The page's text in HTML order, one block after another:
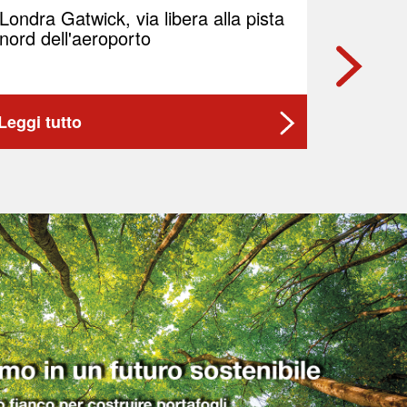
Londra Gatwick, via libera alla pista
nord dell'aeroporto
tutto